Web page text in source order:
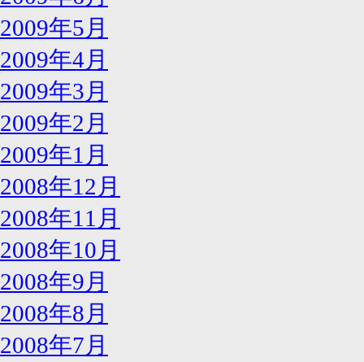
2009年5月
2009年4月
2009年3月
2009年2月
2009年1月
2008年12月
2008年11月
2008年10月
2008年9月
2008年8月
2008年7月